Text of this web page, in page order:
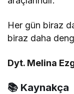
Her gün biraz
biraz daha
Dyt. Melina
📚 Kaynakça